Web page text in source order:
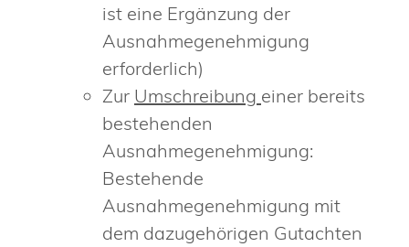
ist eine Ergänzung der
Ausnahmegenehmigung
erforderlich)
Zur Umschreibung einer bereits
bestehenden
Ausnahmegenehmigung:
Bestehende
Ausnahmegenehmigung mit
dem dazugehörigen Gutachten